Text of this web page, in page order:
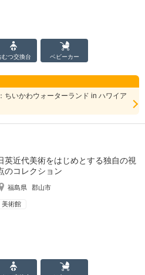
むつ交換台 ベビーカー
いかわウォーターランド in ハワイア
英近代美術をはじめとする独自の視
のコレクション
福島県 郡山市
美術館